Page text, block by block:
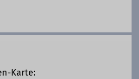
Karte: